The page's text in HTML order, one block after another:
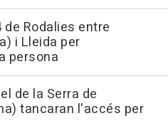
de Rodalies entre
i Lleida per
persona
de la Serra de
tancaran l'accés per